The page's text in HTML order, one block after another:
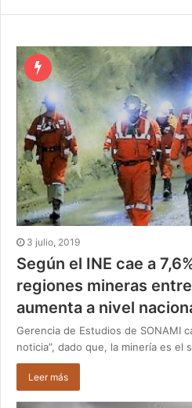
3 julio, 2019
Según el INE cae a
regiones mineras
aumenta a nivel
Gerencia de Estudios de SONAMI
noticia”, dado que, la minería es el
Leer más